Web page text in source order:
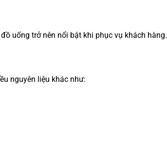
uống trở nên nổi bật khi phục vụ khách hàng.
nguyên liệu khác như: